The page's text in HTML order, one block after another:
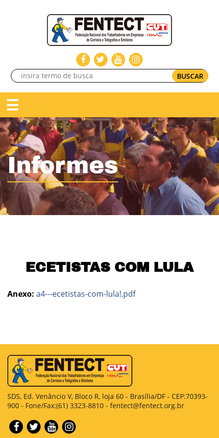
BUSCAR
☰
Informes
ECETISTAS COM LULA
Anexo: a4---ecetistas-com-lula!.pdf
SDS, Ed. Venâncio V, Bloco R, loja 60 - Brasília/DF - CEP:70393-
900 - Fone/Fax:(61) 3323-8810 - fentect@fentect.org.br